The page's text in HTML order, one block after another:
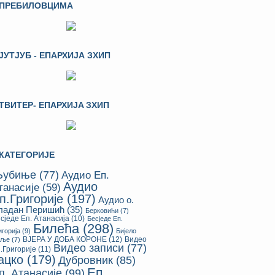
ПРЕБИЛОВЦИМА
- ЕПАРХИЈА ЗХИП
ЕПАРХИЈA ЗХИП
КАТЕГОРИЈЕ
(77) Аудио Еп.
(59) Аудио
(197) Аудио о.
Перишић (35) Берковићи (7)
Еп. Атанасија (10) Бесједе Еп.
(9) Билећа(298) Бијело
(7) ВЈЕРА У ДОБА КОРОНЕ (12) Видео
(11) Видео записи (77)
(179) Дубровник (85)